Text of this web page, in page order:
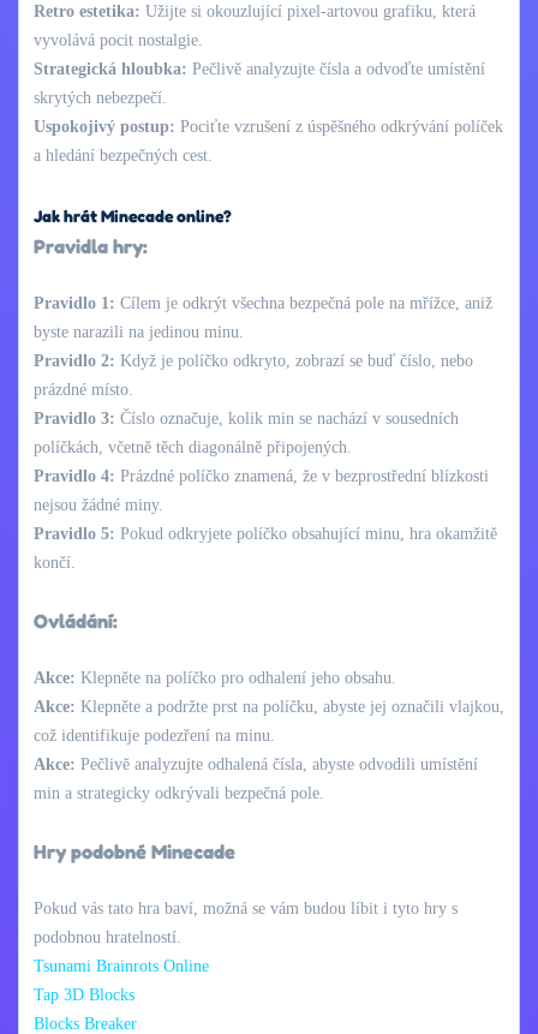
Retro estetika: Užijte si okouzlující pixel-artovou grafiku, která
vyvolává pocit nostalgie.
Strategická hloubka: Pečlivě analyzujte čísla a odvoďte umístění
skrytých nebezpečí.
Uspokojivý postup: Pociťte vzrušení z úspěšného odkrývání políček
a hledání bezpečných cest.
Jak hrát Minecade online?
Pravidla hry:
Pravidlo 1: Cílem je odkrýt všechna bezpečná pole na mřížce, aniž
byste narazili na jedinou minu.
Pravidlo 2: Když je políčko odkryto, zobrazí se buď číslo, nebo
prázdné místo.
Pravidlo 3: Číslo označuje, kolik min se nachází v sousedních
políčkách, včetně těch diagonálně připojených.
Pravidlo 4: Prázdné políčko znamená, že v bezprostřední blízkosti
nejsou žádné miny.
Pravidlo 5: Pokud odkryjete políčko obsahující minu, hra okamžitě
končí.
Ovládání:
Akce: Klepněte na políčko pro odhalení jeho obsahu.
Akce: Klepněte a podržte prst na políčku, abyste jej označili vlajkou,
což identifikuje podezření na minu.
Akce: Pečlivě analyzujte odhalená čísla, abyste odvodili umístění
min a strategicky odkrývali bezpečná pole.
Hry podobné Minecade
Pokud vás tato hra baví, možná se vám budou líbit i tyto hry s
podobnou hratelností.
Tsunami Brainrots Online
Tap 3D Blocks
Blocks Breaker